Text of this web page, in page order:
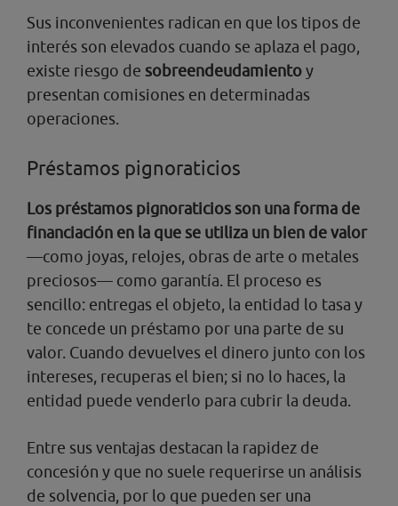
Sus inconvenientes radican en que los tipos de
interés son elevados cuando se aplaza el pago,
existe riesgo de sobreendeudamientoy
presentan comisiones en determinadas
operaciones.
Préstamos pignoraticios
Los préstamos pignoraticios son una forma de
financiación en la que se utiliza un bien de valor
—como joyas, relojes, obras de arte o metales
preciosos— como garantía. El proceso es
sencillo: entregas el objeto, la entidad lo tasa y
te concede un préstamo por una parte de su
valor. Cuando devuelves el dinero junto con los
intereses, recuperas el bien; si no lo haces, la
entidad puede venderlo para cubrir la deuda.
Entre sus ventajas destacan la rapidez de
concesión y que no suele requerirse un análisis
de solvencia, por lo que pueden ser una